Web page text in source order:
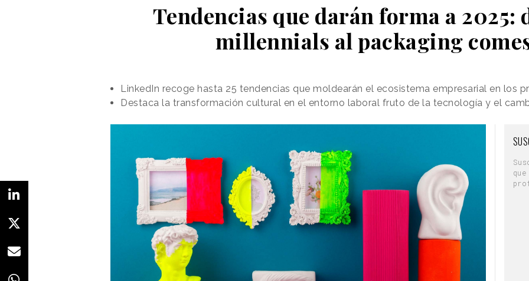
Tendencias que darán forma a 2025:
millennials al packaging
LinkedIn recoge hasta 25 tendencias que moldearán el ecosistema empresarial en los
Destaca la transformación cultural en el entorno laboral fruto de la tecnología y el